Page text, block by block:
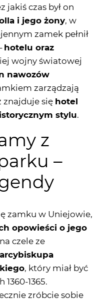
jakiś czas był on
i jego żony, w
zamek pełnił
hotelu oraz
wojny światowej
nawozów
zarządzają
znajduje się hotel
stylu.
z
–
zamku w Uniejowie,
opowieści o jego
na czele ze
, który miał być
1365.
zróbcie sobie